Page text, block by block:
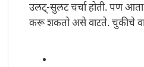
उलट्-सुलट चर्चा होती. पण
करू शकतो असे वाटते. चुकीचे